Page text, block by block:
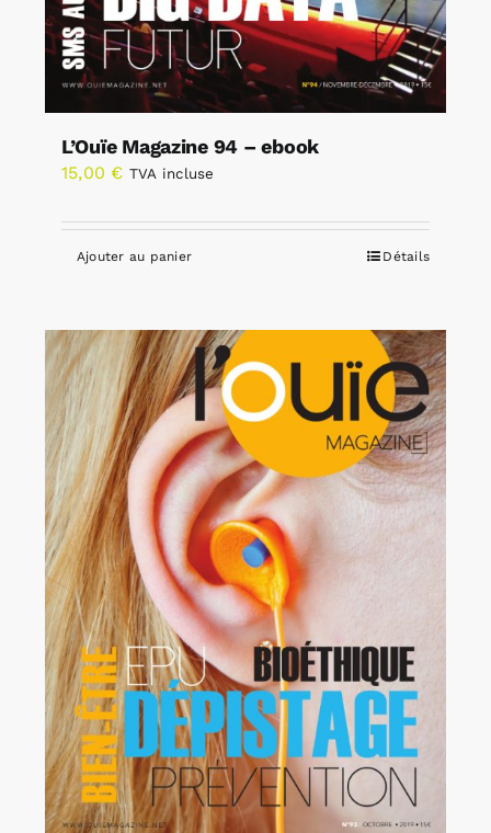
L’Ouïe Magazine 94 – ebook
15,00 € TVA incluse
Ajouter au panier Détails